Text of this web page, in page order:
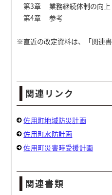
第3章 業務継続体制の向上
第4章 参考
※直近の改定資料は、「関連書
関連リンク
佐用町地域防災計画
佐用町水防計画
佐用町災害時受援計画
関連書類